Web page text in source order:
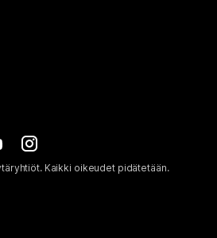
Kaikki oikeudet pidätetään.